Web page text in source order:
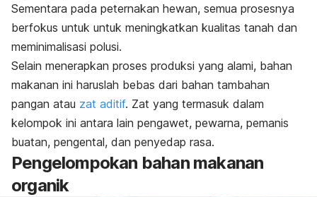
Sementara pada peternakan hewan, semua prosesnya
berfokus untuk untuk meningkatkan kualitas tanah dan
meminimalisasi polusi.
Selain menerapkan proses produksi yang alami, bahan
makanan ini haruslah bebas dari bahan tambahan
pangan atau zat aditif. Zat yang termasuk dalam
kelompok ini antara lain pengawet, pewarna, pemanis
buatan, pengental, dan penyedap rasa.
Pengelompokan bahan makanan
organik